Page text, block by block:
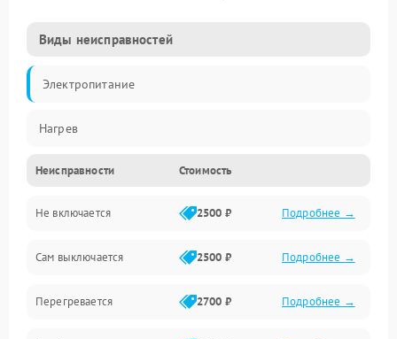
Виды неисправностей
Электропитание
Нагрев
Неисправности Стоимость
Не включается 2500 ₽ Подробнее →
Сам выключается 2500 ₽ Подробнее →
Перегревается 2700 ₽ Подробнее →